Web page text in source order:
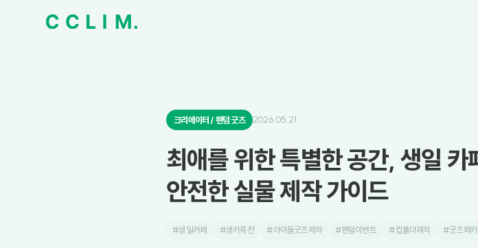
크리에이터 / 팬덤 굿즈 2026.05.21
최애를 위한 특별한 공간, 생일
안전한 실물 제작 가이드
#생일카페 #생카특전 #아이돌굿즈제작 #팬덤이벤트 #컵홀더제작 #굿즈패